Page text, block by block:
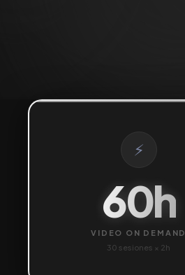
⚡
60h
VIDEO ON DEMAND
30 sesiones × 2h